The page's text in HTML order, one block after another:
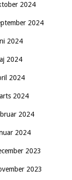
2024
2024
2024
2024
2024
2024
2024
2024
2023
2023